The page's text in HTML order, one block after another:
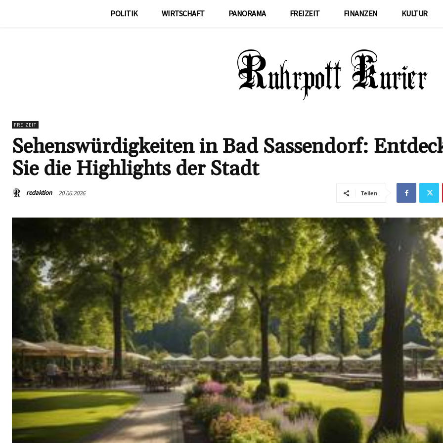
POLITIK WIRTSCHAFT PANORAMA FREIZEIT FINANZEN KULTUR
FREIZEIT
Sehenswürdigkeiten in Bad Sassendorf:
Sie die Highlights der Stadt
redaktion 20.06.2026 Teilen